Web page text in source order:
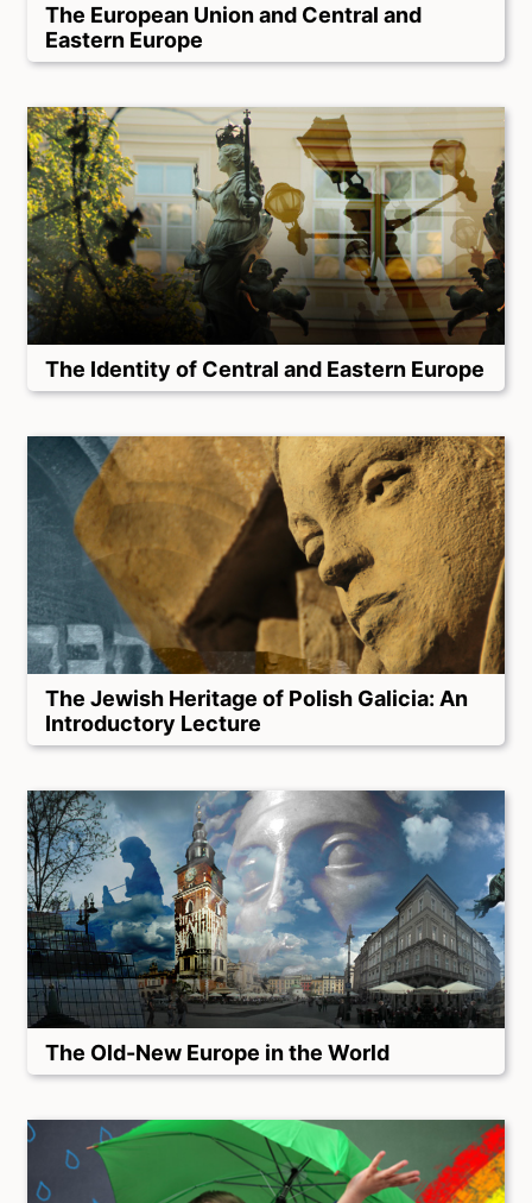
The European Union and Central and
Eastern Europe
The Identity of Central and Eastern Europe
The Jewish Heritage of Polish Galicia: An
Introductory Lecture
The Old-New Europe in the World